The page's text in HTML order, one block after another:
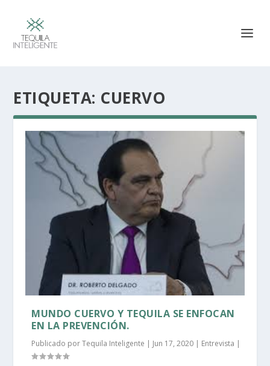
ETIQUETA: CUERVO
MUNDO CUERVO Y TEQUILA SE ENFOCAN
EN LA PREVENCIÓN.
Publicado porTequila Inteligente | Jun 17, 2020 | Entrevista |